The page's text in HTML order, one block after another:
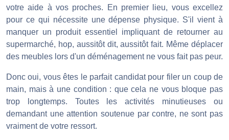
votre aide à vos proches. En premier lieu, vous excellez
pour ce qui nécessite une dépense physique. S'il vient à
manquer un produit essentiel impliquant de retourner au
supermarché, hop, aussitôt dit, aussitôt fait. Même déplacer
des meubles lors d'un déménagement ne vous fait pas peur.
Donc oui, vous êtes le parfait candidat pour filer un coup de
main, mais à une condition : que cela ne vous bloque pas
trop longtemps. Toutes les activités minutieuses ou
demandant une attention soutenue par contre, ne sont pas
vraiment de votre ressort.